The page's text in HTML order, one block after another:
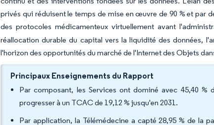
privés qui réduisent le temps de mise en œuvre de 90 % et par
des protocoles médicamenteux virtuellement avant
réallocation durable du capital vers la liquidité des données,
l'horizon des opportunités du marché de l'Internet des Objets
Principaux Enseignements du Rapport
Par composant, les Services ont dominé avec 45,40 %
progresser à un TCAC de 19,12 % jusqu'en 2031.
Par application, la Télémédecine a capté 28,95 % de la